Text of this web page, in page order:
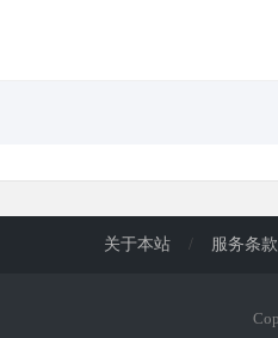
关于本站 / 服务条款